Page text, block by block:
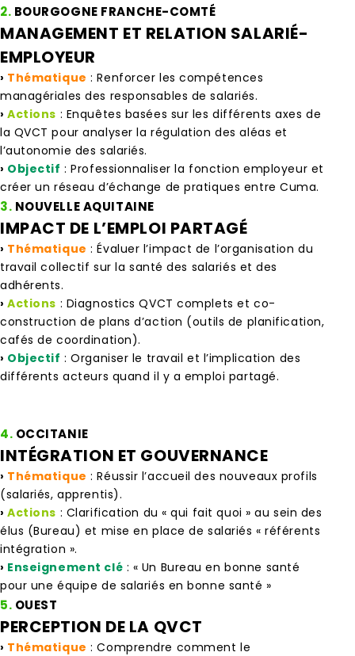
2. BOURGOGNE FRANCHE-COMTÉ
MANAGEMENT ET RELATION SALARIÉ-
EMPLOYEUR
› Thématique : Renforcer les compétences
managériales des responsables de salariés.
›Actions : Enquêtes basées sur les différents axes de
la QVCT pour analyser la régulation des aléas et
l’autonomie des salariés.
› Objectif : Professionnaliser la fonction employeur et
créer un réseau d’échange de pratiques entre Cuma.
3. NOUVELLE AQUITAINE
IMPACT DE L’EMPLOI PARTAGÉ
› Thématique : Évaluer l’impact de l’organisation du
travail collectif sur la santé des salariés et des
adhérents.
›Actions : Diagnostics QVCT complets et co-
construction de plans d’action (outils de planification,
cafés de coordination).
› Objectif : Organiser le travail et l’implication des
différents acteurs quand il y a emploi partagé.
4. OCCITANIE
INTÉGRATION ET GOUVERNANCE
› Thématique : Réussir l’accueil des nouveaux profils
(salariés, apprentis).
›Actions : Clarification du « qui fait quoi » au sein des
élus (Bureau) et mise en place de salariés « référents
intégration ».
› Enseignement clé : « Un Bureau en bonne santé
pour une équipe de salariés en bonne santé »
5. OUEST
PERCEPTION DE LA QVCT
› Thématique : Comprendre comment le